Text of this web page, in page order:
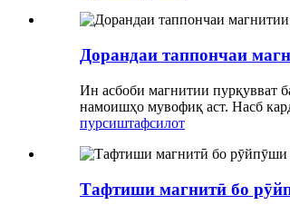
Дорандаи таппончаи
Ин асбоби магнитии пурқувват
намоишҳо мувофиқ аст. Насб
пурсиштафсилот
Тафтиши магнитӣ бо